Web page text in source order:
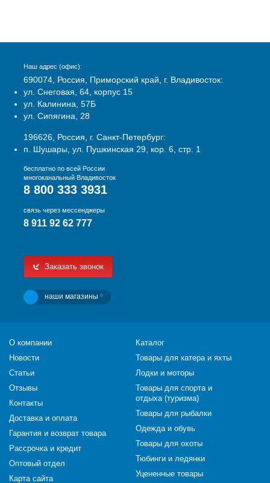
Наш адрес (офис):
690074, Россия, Приморский край, г. Владивосток:
ул. Снеговая, 64, корпус 15
ул. Калинина, 57Б
ул. Сипягина, 28
196626, Россия, г. Санкт-Петербург:
п. Шушары, ул. Пушкинская 29, кор. 6, стр. 1
бесплатно по всей России
многоканальный Владивосток
8 800 333 3931
связь через мессенджеры
8 911 92 62 777
Заказать звонок
наши магазины 4
О компании
Новости
Статьи
Отзывы
Контакты
Доставка и оплата
Гарантия и возврат товара
Рассрочка и кредит
Оптовый отдел
Карта сайта
Каталог
Товары для катера и яхты
Лодки и моторы
Товары для спорта и
отдыха (туризма)
Товары для рыбалки
Одежда и обувь
Товары для охоты
Тюбинги и ледянки
Уцененные товары